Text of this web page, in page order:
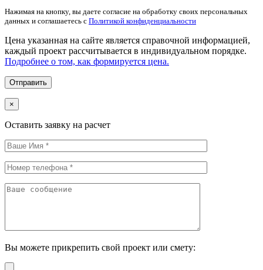
Нажимая на кнопку, вы даете согласие на обработку своих персональных
данных и соглашаетесь с Политикой конфиденциальности
Цена указанная на сайте является справочной информацией,
каждый проект рассчитывается в индивидуальном порядке.
Подробнее о том, как формируется цена.
×
Оставить заявку на расчет
Вы можете прикрепить свой проект или смету: